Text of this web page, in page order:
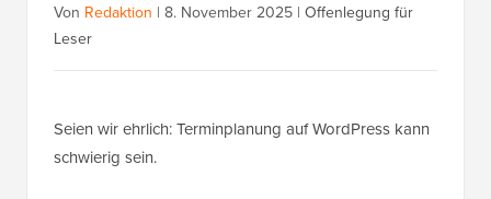
Von Redaktion | 8. November 2025 | Offenlegung für
Leser
Seien wir ehrlich: Terminplanung auf WordPress kann
schwierig sein.